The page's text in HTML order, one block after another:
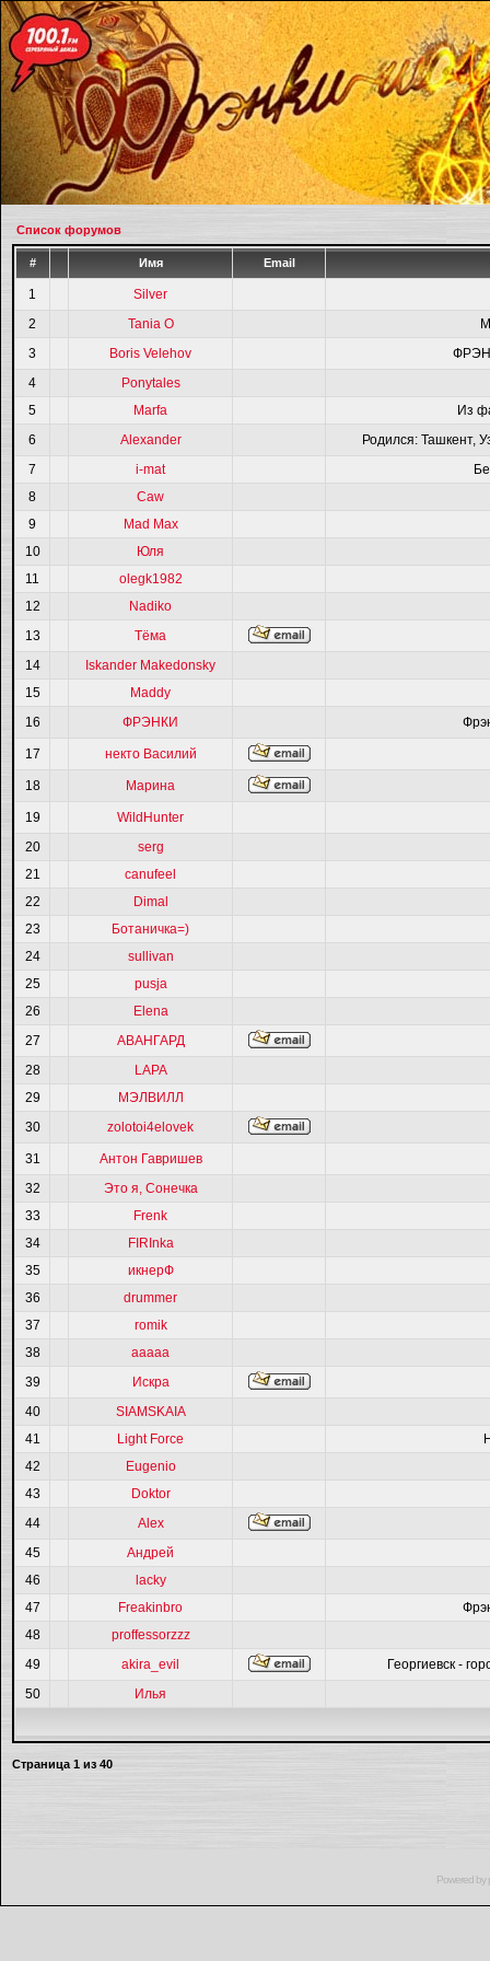
Список форумов
# Имя Email
1
Silver
2
Tania O
3
Boris Velehov
4
Ponytales
5
Marfa
Из
6
Alexander
Родился: Ташкент,
7
i-mat
8
Caw
9
Mad Max
10
Юля
11
olegk1982
12
Nadiko
13
Тёма
14
Iskander Makedonsky
15
Maddy
16
ФРЭНКИ
17 некто Василий
18 Марина
19
WildHunter
20
serg
21
canufeel
22
Dimal
23
Ботаничка=)
24
sullivan
25
pusja
26
Elena
27
АВАНГАРД
28
LAPA
29
МЭЛВИЛЛ
30
zolotoi4elovek
31
Антон Гавришев
32
Это я, Сонечка
33
Frenk
34
FIRInka
35
икнерФ
36
drummer
37
romik
38
ааааа
39
Искра
40
SIAMSKAIA
41
Light Force
42
Eugenio
43
Doktor
44
Alex
45
Андрей
46
lacky
47
Freakinbro
48
proffessorzzz
49
akira_evil
Георгиевск -
50
Илья
Страница 1 из 40
Powered by